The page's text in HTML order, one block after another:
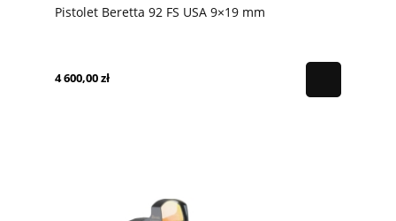
Pistolet Beretta 92 FS USA 9×19 mm
4 600,00 zł